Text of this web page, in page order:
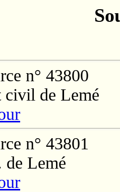
n° 43800
civil de Lemé
n° 43801
de Lemé